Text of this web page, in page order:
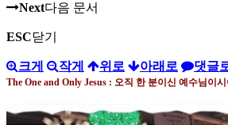
Next다음 문서
ESC닫기
크게 작게 위로 아래로 댓글
The One and Only Jesus : 오직 한 분이신 예수님이시